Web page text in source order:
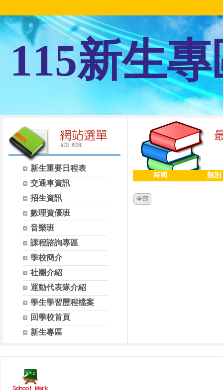
115新生
新生重要日程表
交通車資訊
招生資訊
數理資優班
音樂班
課程諮詢專區
學校簡介
社團介紹
運動代表隊介紹
學生學習歷程檔案
回學校首頁
新生專區
時間 類別
全部